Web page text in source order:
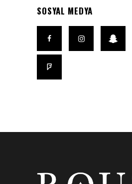
SOSYAL MEDYA